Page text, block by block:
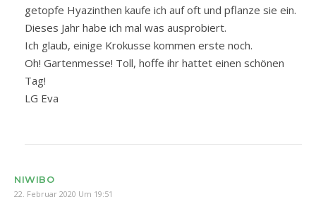
getopfe Hyazinthen kaufe ich auf oft und pflanze sie ein.
Dieses Jahr habe ich mal was ausprobiert.
Ich glaub, einige Krokusse kommen erste noch.
Oh! Gartenmesse! Toll, hoffe ihr hattet einen schönen
Tag!
LG Eva
NIWIBO
22. Februar 2020 Um 19:51